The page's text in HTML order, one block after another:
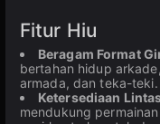
Fitur Hiu
Beragam Format
bertahan hidup
armada, dan teka-teki.
Ketersediaan
mendukung